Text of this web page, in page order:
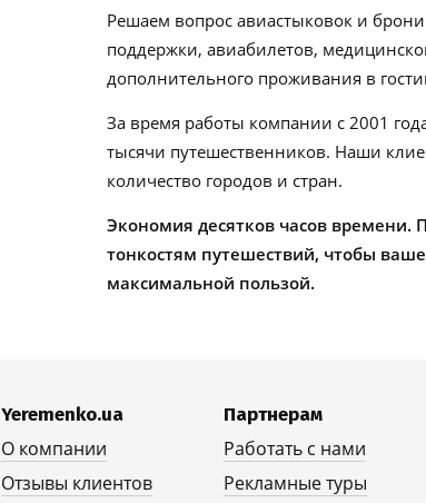
Решаем вопрос авиастыковок и
поддержки, авиабилетов,
дополнительного проживания в
За время работы компании с 2001
тысячи путешественников. Наши
количество городов и стран.
Экономия десятков часов времени.
тонкостям путешествий, чтобы
максимальной пользой.
Yeremenko.ua
О компании
Отзывы клиентов
Партнерам
Работать с нами
Рекламные туры